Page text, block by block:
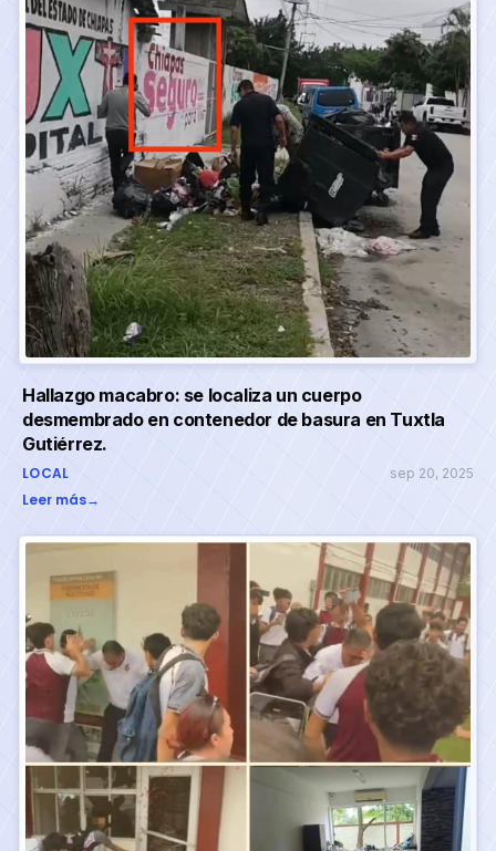
Hallazgo macabro: se localiza un cuerpo
desmembrado en contenedor de basura en Tuxtla
Gutiérrez.
LOCAL sep 20, 2025
Leer más→